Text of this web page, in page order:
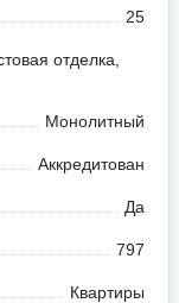
25
отделка,
Монолитный
Аккредитован
Да
797
Квартиры